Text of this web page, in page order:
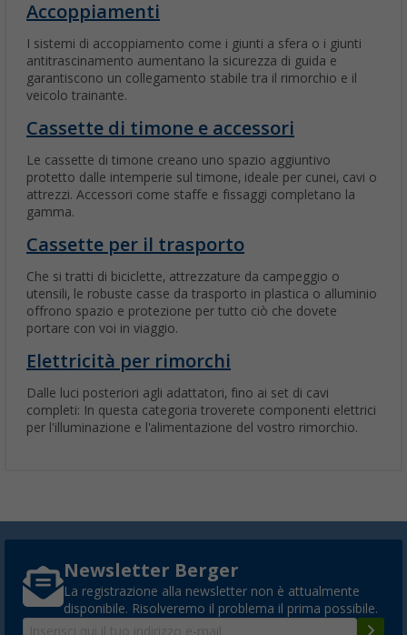
Accoppiamenti
I sistemi di accoppiamento come i giunti a sfera o i giunti
antitrascinamento aumentano la sicurezza di guida e
garantiscono un collegamento stabile tra il rimorchio e il
veicolo trainante.
Cassette di timone e accessori
Le cassette di timone creano uno spazio aggiuntivo
protetto dalle intemperie sul timone, ideale per cunei, cavi o
attrezzi. Accessori come staffe e fissaggi completano la
gamma.
Cassette per il trasporto
Che si tratti di biciclette, attrezzature da campeggio o
utensili, le robuste casse da trasporto in plastica o alluminio
offrono spazio e protezione per tutto ciò che dovete
portare con voi in viaggio.
Elettricità per rimorchi
Dalle luci posteriori agli adattatori, fino ai set di cavi
completi: In questa categoria troverete componenti elettrici
per l'illuminazione e l'alimentazione del vostro rimorchio.
Newsletter Berger
La registrazione alla newsletter non è attualmente
disponibile. Risolveremo il problema il prima possibile.